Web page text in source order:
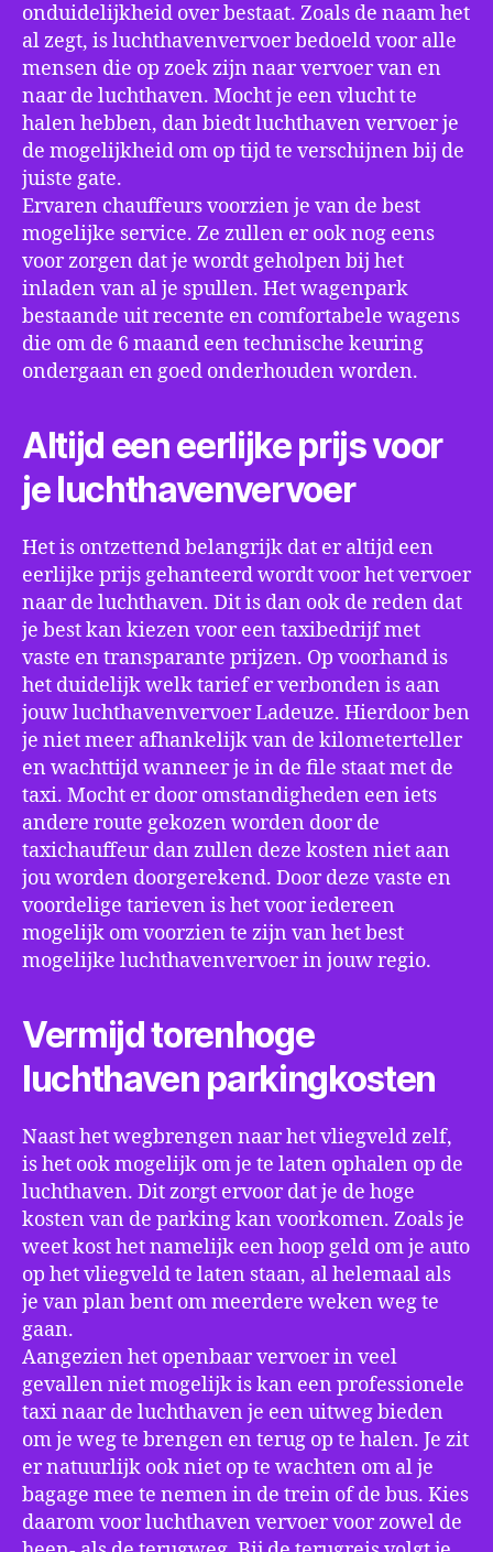
onduidelijkheid over bestaat. Zoals de naam het
al zegt, is luchthavenvervoer bedoeld voor alle
mensen die op zoek zijn naar vervoer van en
naar de luchthaven. Mocht je een vlucht te
halen hebben, dan biedt luchthaven vervoer je
de mogelijkheid om op tijd te verschijnen bij de
juiste gate.
Ervaren chauffeurs voorzien je van de best
mogelijke service. Ze zullen er ook nog eens
voor zorgen dat je wordt geholpen bij het
inladen van al je spullen. Het wagenpark
bestaande uit recente en comfortabele wagens
die om de 6 maand een technische keuring
ondergaan en goed onderhouden worden.
Altijd een eerlijke prijs voor
je luchthavenvervoer
Het is ontzettend belangrijk dat er altijd een
eerlijke prijs gehanteerd wordt voor het vervoer
naar de luchthaven. Dit is dan ook de reden dat
je best kan kiezen voor een taxibedrijf met
vaste en transparante prijzen. Op voorhand is
het duidelijk welk tarief er verbonden is aan
jouw luchthavenvervoer Ladeuze. Hierdoor ben
je niet meer afhankelijk van de kilometerteller
en wachttijd wanneer je in de file staat met de
taxi. Mocht er door omstandigheden een iets
andere route gekozen worden door de
taxichauffeur dan zullen deze kosten niet aan
jou worden doorgerekend. Door deze vaste en
voordelige tarieven is het voor iedereen
mogelijk om voorzien te zijn van het best
mogelijke luchthavenvervoer in jouw regio.
Vermijd torenhoge
luchthaven parkingkosten
Naast het wegbrengen naar het vliegveld zelf,
is het ook mogelijk om je te laten ophalen op de
luchthaven. Dit zorgt ervoor dat je de hoge
kosten van de parking kan voorkomen. Zoals je
weet kost het namelijk een hoop geld om je auto
op het vliegveld te laten staan, al helemaal als
je van plan bent om meerdere weken weg te
gaan.
Aangezien het openbaar vervoer in veel
gevallen niet mogelijk is kan een professionele
taxi naar de luchthaven je een uitweg bieden
om je weg te brengen en terug op te halen. Je zit
er natuurlijk ook niet op te wachten om al je
bagage mee te nemen in de trein of de bus. Kies
daarom voor luchthaven vervoer voor zowel de